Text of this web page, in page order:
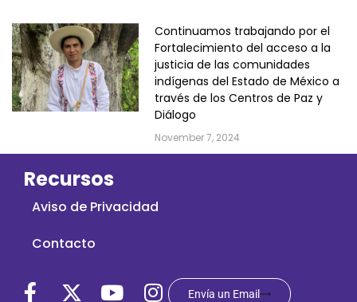
Continuamos trabajando por el
Fortalecimiento del acceso a la
justicia de las comunidades
indígenas del Estado de México a
través de los Centros de Paz y
Diálogo
November 7, 2024
Recursos
Aviso de Privacidad
Contacto
Envía un Email